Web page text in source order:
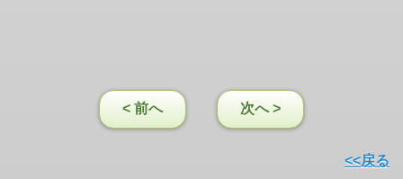
< 前へ 次へ >
<<戻る